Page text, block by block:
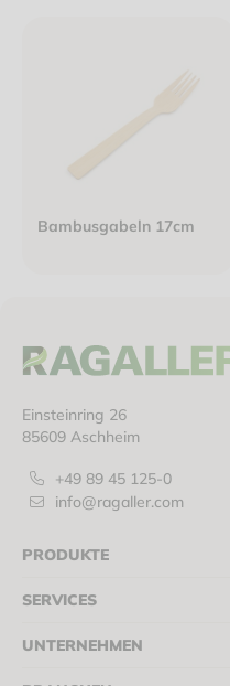
Bambusgabeln 17cm
Einsteinring 26
85609 Aschheim
+49 89 45 125-0
info@ragaller.com
PRODUKTE
SERVICES
UNTERNEHMEN